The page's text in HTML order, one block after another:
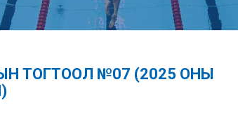
ТОГТООЛ №07 (2025 ОНЫ